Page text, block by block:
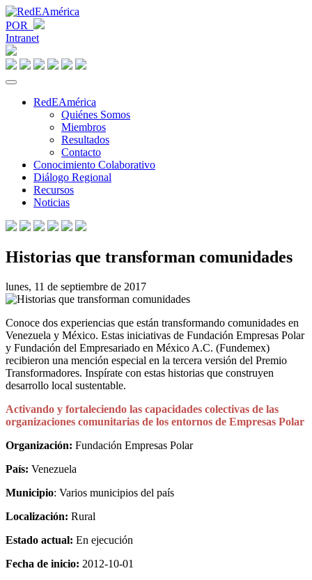
POR
Intranet
RedEAmérica
Quiénes Somos
Miembros
Resultados
Contacto
Conocimiento Colaborativo
Diálogo Regional
Recursos
Noticias
Historias que transforman comunidades
lunes, 11 de septiembre de 2017
Conoce dos experiencias que están transformando comunidades en
Venezuela y México. Estas iniciativas de Fundación Empresas Polar
y Fundación del Empresariado en México A.C. (Fundemex)
recibieron una mención especial en la tercera versión del Premio
Transformadores. Inspírate con estas historias que construyen
desarrollo local sustentable.
Activando y fortaleciendo las capacidades colectivas de las
organizaciones comunitarias de los entornos de Empresas Polar
Organización: Fundación Empresas Polar
País: Venezuela
Municipio: Varios municipios del país
Localización: Rural
Estado actual: En ejecución
Fecha de inicio: 2012-10-01